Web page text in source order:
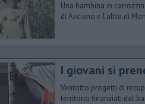
Una bambina in
di Asciano e l’altra di
I giovani si
Ventotto progetti di
territorio finanziati dal